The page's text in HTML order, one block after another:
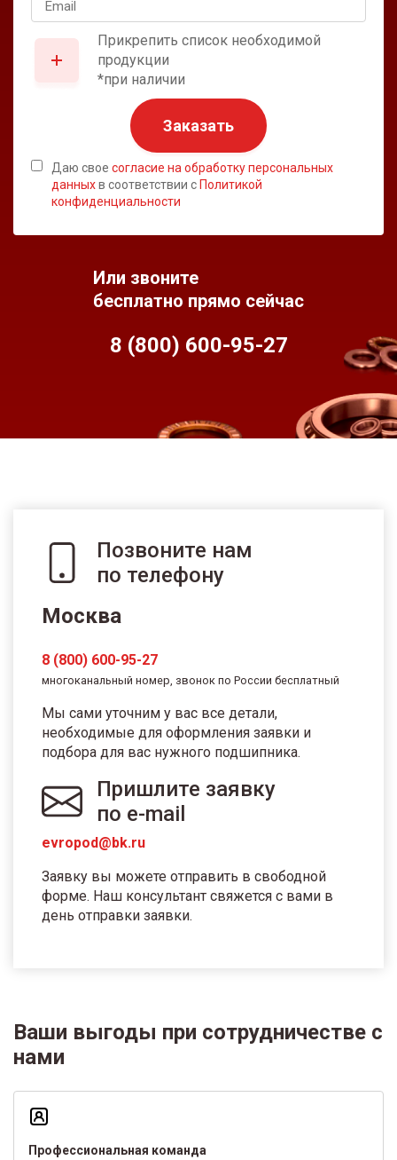
Прикрепить список необходимой
продукции
*при наличии
Заказать
Даю свое согласие на обработку персональных
данныхв соответствии с Политикой
конфиденциальности
Или звоните
бесплатно прямо сейчас
8 (800) 600-95-27
Позвоните нам
по телефону
Москва
8 (800) 600-95-27
многоканальный номер, звонок по России бесплатный
Мы сами уточним у вас все детали,
необходимые для оформления заявки и
подбора для вас нужного подшипника.
Пришлите заявку
по e-mail
evropod@bk.ru
Заявку вы можете отправить в свободной
форме. Наш консультант свяжется с вами в
день отправки заявки.
Ваши выгоды при сотрудничестве с
нами
Профессиональная команда